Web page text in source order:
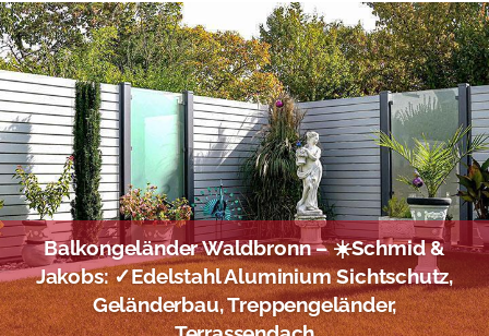
Balkongeländer Waldbronn – ☀️Schmid &
Jakobs: ✓Edelstahl Aluminium Sichtschutz,
Geländerbau, Treppengeländer,